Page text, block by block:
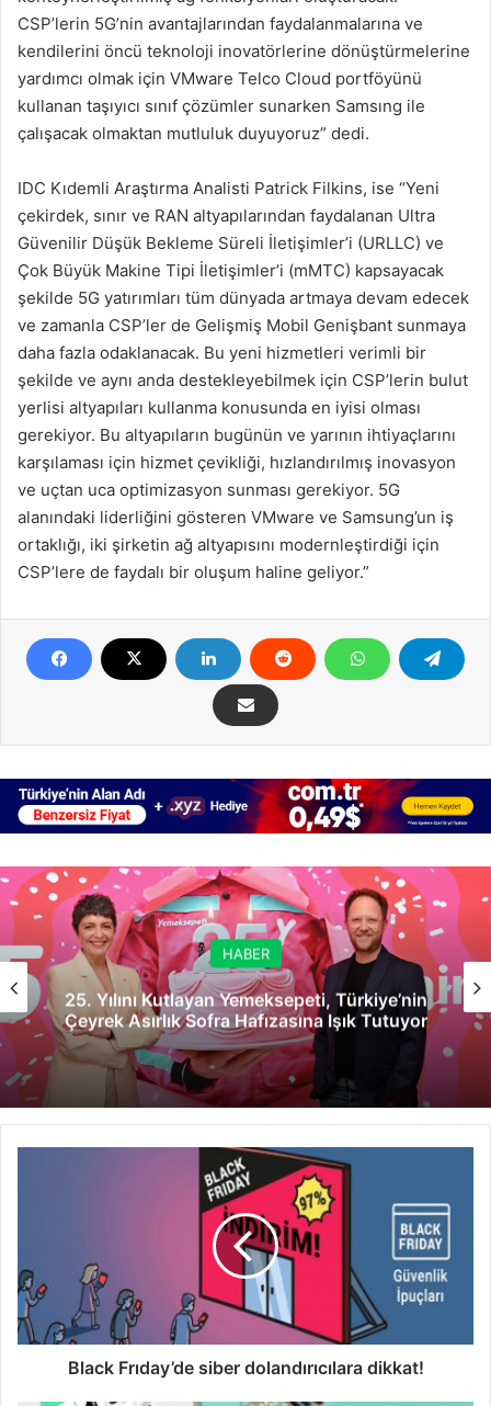
CSP’lerin 5G’nin avantajlarından faydalanmalarına ve
kendilerini öncü teknoloji inovatörlerine dönüştürmelerine
yardımcı olmak için VMware Telco Cloud portföyünü
kullanan taşıyıcı sınıf çözümler sunarken Samsıng ile
çalışacak olmaktan mutluluk duyuyoruz” dedi.
IDC Kıdemli Araştırma Analisti Patrick Filkins, ise “Yeni
çekirdek, sınır ve RAN altyapılarından faydalanan Ultra
Güvenilir Düşük Bekleme Süreli İletişimler’i (URLLC) ve
Çok Büyük Makine Tipi İletişimler’i (mMTC) kapsayacak
şekilde 5G yatırımları tüm dünyada artmaya devam edecek
ve zamanla CSP’ler de Gelişmiş Mobil Genişbant sunmaya
daha fazla odaklanacak. Bu yeni hizmetleri verimli bir
şekilde ve aynı anda destekleyebilmek için CSP’lerin bulut
yerlisi altyapıları kullanma konusunda en iyisi olması
gerekiyor. Bu altyapıların bugünün ve yarının ihtiyaçlarını
karşılaması için hizmet çevikliği, hızlandırılmış inovasyon
ve uçtan uca optimizasyon sunması gerekiyor. 5G
alanındaki liderliğini gösteren VMware ve Samsung’un iş
ortaklığı, iki şirketin ağ altyapısını modernleştirdiği için
CSP’lere de faydalı bir oluşum haline geliyor.”
HABER
25. Yılını Kutlayan Yemeksepeti, Türkiye’nin
Çeyrek Asırlık Sofra Hafızasına Işık Tutuyor
Black Frıday’de siber dolandırıcılara dikkat!